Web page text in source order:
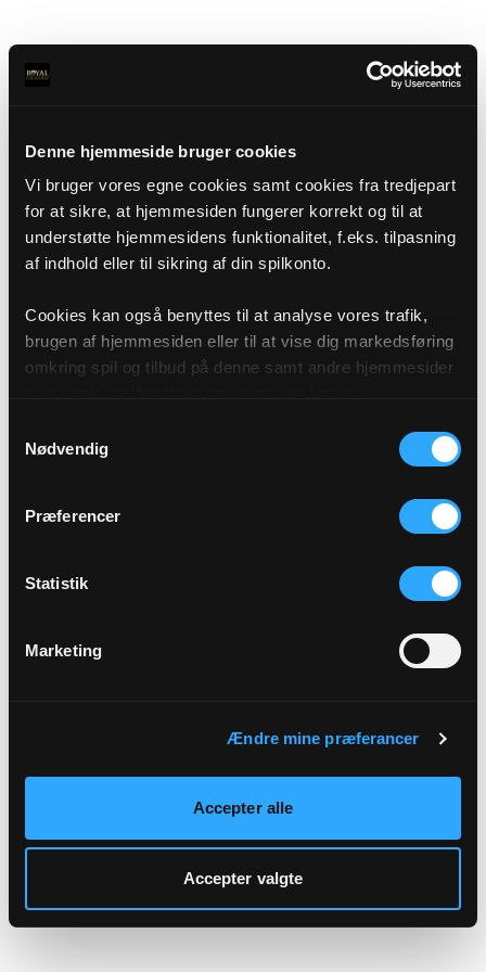
Denne hjemmeside bruger cookies
Vi bruger vores egne cookies samt cookies fra tredjepart
for at sikre, at hjemmesiden fungerer korrekt og til at
understøtte hjemmesidens funktionalitet, f.eks. tilpasning
af indhold eller til sikring af din spilkonto.
Cookies kan også benyttes til at analyse vores trafik,
brugen af hjemmesiden eller til at vise dig markedsføring
omkring spil og tilbud på denne samt andre hjemmesider
af cookies under "Detaljer" eller ved at klikke videre til
vores Cookiepolitik, som du finder i bunden af vores
Nødvendig
Præferencer
Statistik
Marketing
Ændre mine præferancer
Accepter alle
Accepter valgte